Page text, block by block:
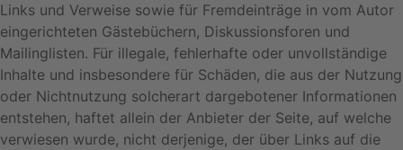
Links und Verweise sowie für Fremdeinträge in vom Autor
eingerichteten Gästebüchern, Diskussionsforen und
Mailinglisten. Für illegale, fehlerhafte oder unvollständige
Inhalte und insbesondere für Schäden, die aus der Nutzung
oder Nichtnutzung solcherart dargebotener Informationen
entstehen, haftet allein der Anbieter der Seite, auf welche
verwiesen wurde, nicht derjenige, der über Links auf die